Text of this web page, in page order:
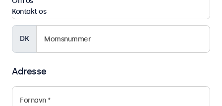
DK
Adresse
Kontakt os